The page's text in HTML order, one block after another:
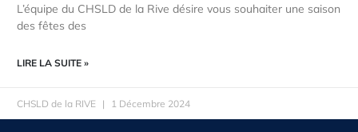
L’équipe du CHSLD de la Rive désire vous souhaiter une saison
des fêtes des
LIRE LA SUITE »
CHSLD de la RIVE 1 Décembre 2024